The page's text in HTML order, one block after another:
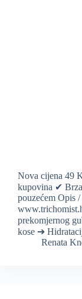
Nova cijena 49
kupovina ✔
pouzećem Opis
prekomjernog
kose ➔
Renata